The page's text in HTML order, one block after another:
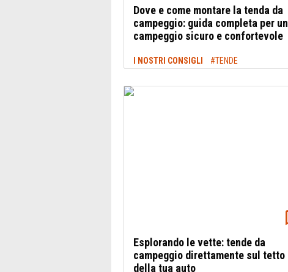
Dove e come montare la tenda da
campeggio: guida completa per un
campeggio sicuro e confortevole
I NOSTRI CONSIGLI #TENDE
Esplorando le vette: tende da
campeggio direttamente sul tetto
della tua auto